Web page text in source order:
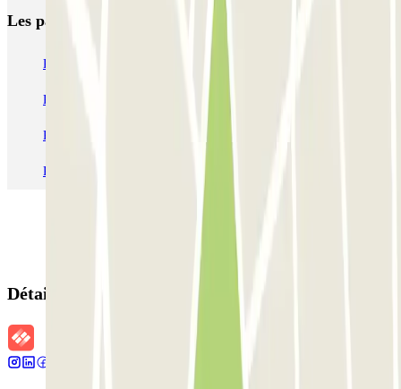
Les parkings les plus réservés
Parking Paris Parking Gare de Lyon
Parking Charles de Gaulle - Roissy Aeroport
Parking Aéroport Roland Garros La Réunion P4 Longue Durée
Parking Aéroport Barcelone Parking Aéroport Beauvais
Détails de la réservation